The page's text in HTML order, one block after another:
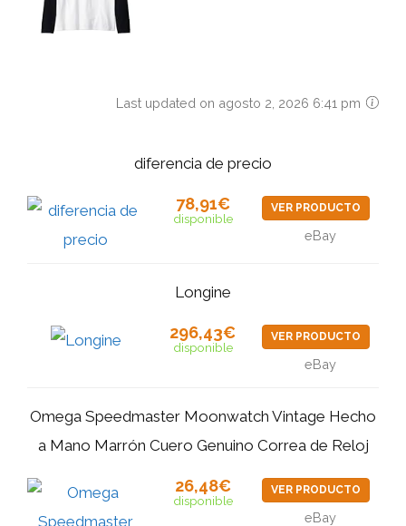
Last updated on agosto 2, 2026 6:41 pm
diferencia de precio
78,91€
disponible
VER PRODUCTO
eBay
Longine
296,43€
disponible
VER PRODUCTO
eBay
Omega Speedmaster Moonwatch Vintage Hecho
a Mano Marrón Cuero Genuino Correa de Reloj
26,48€
disponible
VER PRODUCTO
eBay